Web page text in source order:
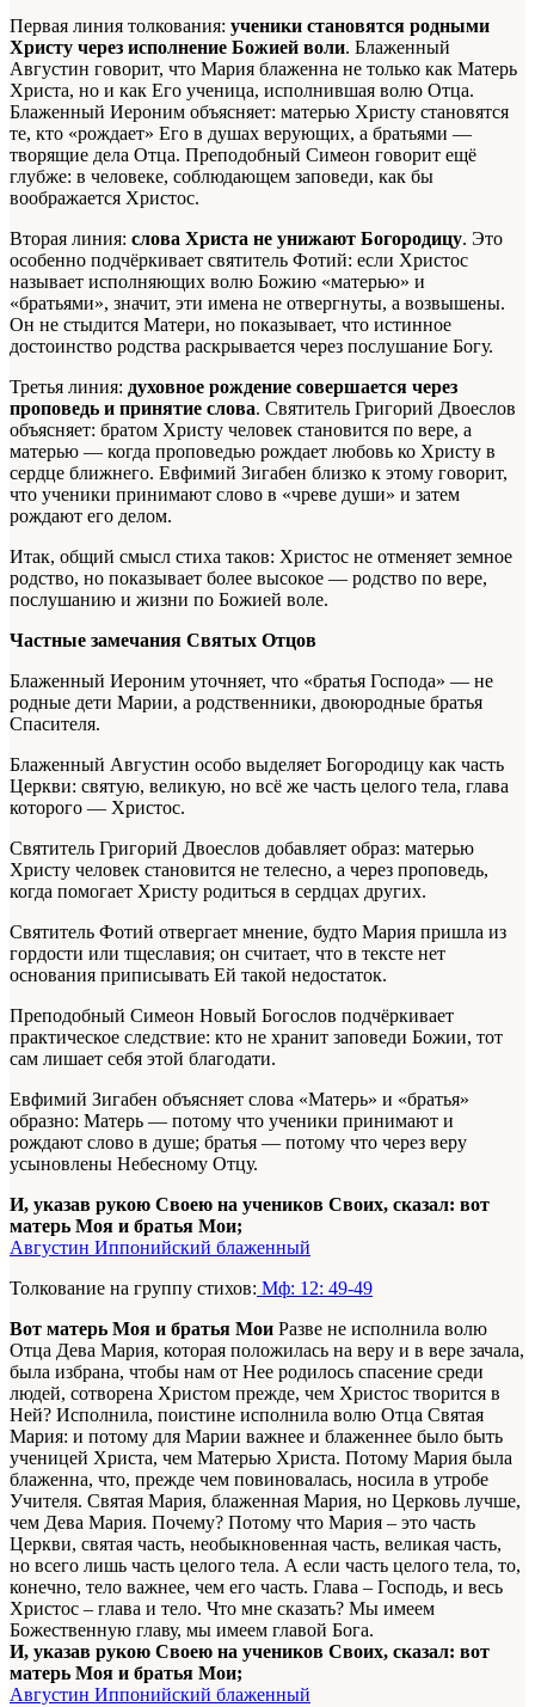
Первая линия толкования: ученики становятся родными
Христу через исполнение Божией воли. Блаженный
Августин говорит, что Мария блаженна не только как Матерь
Христа, но и как Его ученица, исполнившая волю Отца.
Блаженный Иероним объясняет: матерью Христу становятся
те, кто «рождает» Его в душах верующих, а братьями —
творящие дела Отца. Преподобный Симеон говорит ещё
глубже: в человеке, соблюдающем заповеди, как бы
воображается Христос.
Вторая линия: слова Христа не унижают Богородицу. Это
особенно подчёркивает святитель Фотий: если Христос
называет исполняющих волю Божию «матерью» и
«братьями», значит, эти имена не отвергнуты, а возвышены.
Он не стыдится Матери, но показывает, что истинное
достоинство родства раскрывается через послушание Богу.
Третья линия: духовное рождение совершается через
проповедь и принятие слова. Святитель Григорий Двоеслов
объясняет: братом Христу человек становится по вере, а
матерью — когда проповедью рождает любовь ко Христу в
сердце ближнего. Евфимий Зигабен близко к этому говорит,
что ученики принимают слово в «чреве души» и затем
рождают его делом.
Итак, общий смысл стиха таков: Христос не отменяет земное
родство, но показывает более высокое — родство по вере,
послушанию и жизни по Божией воле.
Частные замечания Святых Отцов
Блаженный Иероним уточняет, что «братья Господа» — не
родные дети Марии, а родственники, двоюродные братья
Спасителя.
Блаженный Августин особо выделяет Богородицу как часть
Церкви: святую, великую, но всё же часть целого тела, глава
которого — Христос.
Святитель Григорий Двоеслов добавляет образ: матерью
Христу человек становится не телесно, а через проповедь,
когда помогает Христу родиться в сердцах других.
Святитель Фотий отвергает мнение, будто Мария пришла из
гордости или тщеславия; он считает, что в тексте нет
основания приписывать Ей такой недостаток.
Преподобный Симеон Новый Богослов подчёркивает
практическое следствие: кто не хранит заповеди Божии, тот
сам лишает себя этой благодати.
Евфимий Зигабен объясняет слова «Матерь» и «братья»
образно: Матерь — потому что ученики принимают и
рождают слово в душе; братья — потому что через веру
усыновлены Небесному Отцу.
И, указав рукою Своею на учеников Своих, сказал: вот
матерь Моя и братья Мои;
Августин Иппонийский блаженный
Толкование на группу стихов: Мф: 12: 49-49
Вот матерь Моя и братья Мои Разве не исполнила волю
Отца Дева Мария, которая положилась на веру и в вере зачала,
была избрана, чтобы нам от Нее родилось спасение среди
людей, сотворена Христом прежде, чем Христос творится в
Ней? Исполнила, поистине исполнила волю Отца Святая
Мария: и потому для Марии важнее и блаженнее было быть
ученицей Христа, чем Матерью Христа. Потому Мария была
блаженна, что, прежде чем повиновалась, носила в утробе
Учителя. Святая Мария, блаженная Мария, но Церковь лучше,
чем Дева Мария. Почему? Потому что Мария – это часть
Церкви, святая часть, необыкновенная часть, великая часть,
но всего лишь часть целого тела. А если часть целого тела, то,
конечно, тело важнее, чем его часть. Глава – Господь, и весь
Христос – глава и тело. Что мне сказать? Мы имеем
Божественную главу, мы имеем главой Бога.
И, указав рукою Своею на учеников Своих, сказал: вот
матерь Моя и братья Мои;
Августин Иппонийский блаженный